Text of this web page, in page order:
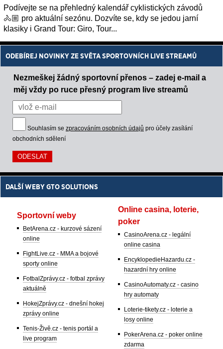
Podívejte se na přehledný kalendář cyklistických závodů
🚴🏼 pro aktuální sezónu. Dozvíte se, kdy se jedou jarní
klasiky i Grand Tour: Giro, Tour...
ODEBÍREJ NOVINKY ZE SVĚTA SPORTOVNÍCH LIVE STREAMŮ
Nezmeškej žádný sportovní přenos – zadej e-mail a
měj vždy po ruce přesný program live streamů
Souhlasím se zpracováním osobních údajů pro účely zasílání
obchodních sdělení
DALŠÍ WEBY GTO SOLUTIONS
Sportovní weby
BetArena.cz - kurzové sázení
online
FightLive.cz - MMA a bojové
sporty online
FotbalZprávy.cz - fotbal zprávy
aktuálně
HokejZprávy.cz - dnešní hokej
zprávy online
Tenis-Živě.cz - tenis portál a
live program
Online casina, loterie,
poker
CasinoArena.cz - legální
online casina
EncyklopedieHazardu.cz -
hazardní hry online
CasinoAutomaty.cz - casino
hry automaty
Loterie-tikety.cz - loterie a
losy online
PokerArena.cz - poker online
zdarma